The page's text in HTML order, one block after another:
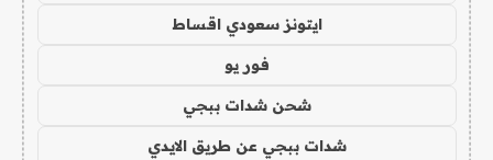
ايتونز سعودي اقساط
فور يو
شحن شدات ببجي
شدات ببجي عن طريق الايدي